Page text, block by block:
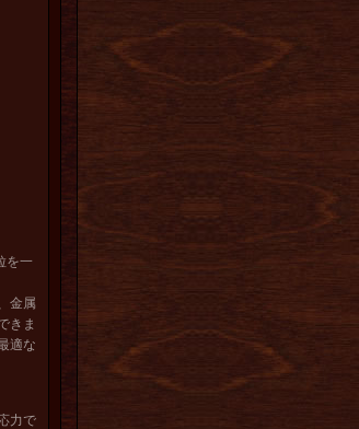
を一
金属
きま
適な
力で